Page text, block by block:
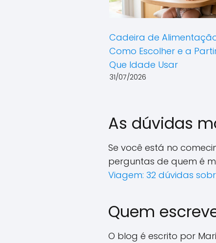
Cadeira de
Como Escolher e a
Que Idade Usar
31/07/2026
As dúvidas
Se você está no
perguntas de quem é
Viagem: 32 dúvidas
Quem
O blog é escrito por